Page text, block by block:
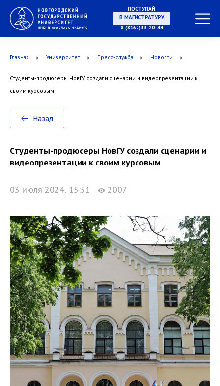
ПОСТУПАЙ
В МАГИСТРАТУРУ
8 (8162)33-20-44
Главная Университет Пресс-служба Новости
Студенты-продюсеры НовГУ создали сценарии и видеопрезентации к
своим курсовым
Назад
Студенты-продюсеры НовГУ создали сценарии и
видеопрезентации к своим курсовым
03 июля 2024, 15:51 2007